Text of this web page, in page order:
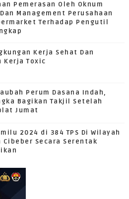
Pemerasan Oleh Oknum
Management Perusahaan
Terhadap Pengutil
Kerja Sehat Dan
Kerja Toxic
Perum Dasana Indah,
Bagikan Takjil Setelah
Jumat
2024 di 384 TPS Di Wilayah
Cibeber Secara Serentak